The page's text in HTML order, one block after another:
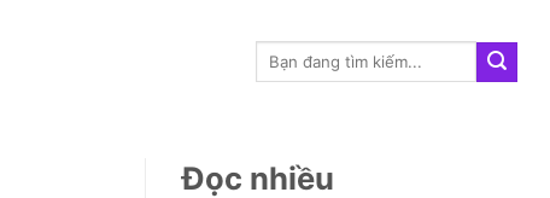
Đọc nhiều